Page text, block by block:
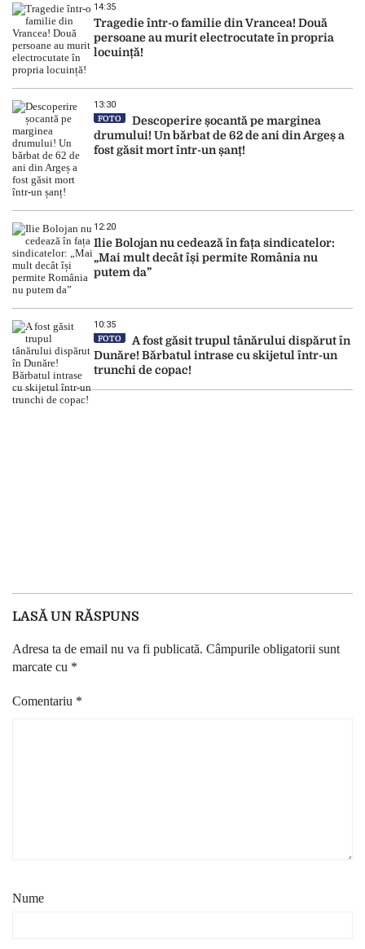
14:35
Tragedie într-o familie din Vrancea! Două
persoane au murit electrocutate în propria
locuință!
13:30
FOTO
Descoperire șocantă pe marginea
drumului! Un bărbat de 62 de ani din Argeș a
fost găsit mort într-un șanț!
12:20
Ilie Bolojan nu cedează în fața sindicatelor:
„Mai mult decât își permite România nu
putem da”
10:35
FOTO
A fost găsit trupul tânărului dispărut în
Dunăre! Bărbatul intrase cu skijetul într-un
trunchi de copac!
LASĂ UN RĂSPUNS
Adresa ta de email nu va fi publicată. Câmpurile obligatorii sunt
marcate cu *
Comentariu *
Nume